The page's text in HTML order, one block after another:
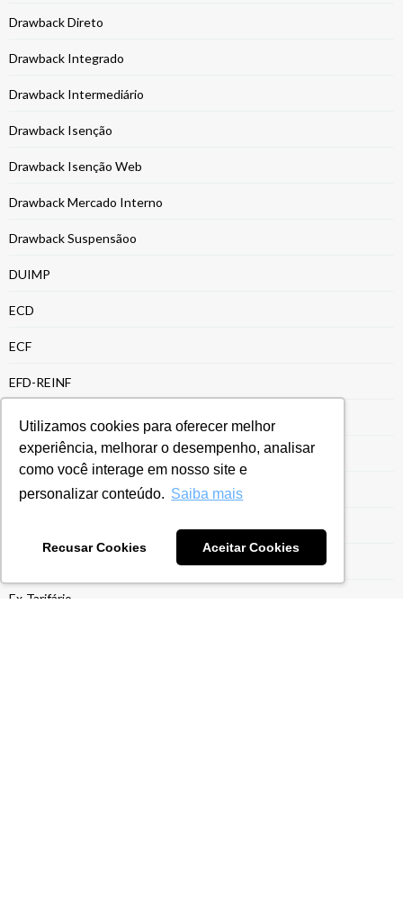
Utilizamos cookies para oferecer melhor
experiência, melhorar o desempenho, analisar
como você interage em nosso site e
personalizar conteúdo. Saiba mais
Recusar Cookies Aceitar Cookies
Drawback Direto
Drawback Integrado
Drawback Intermediário
Drawback Isenção
Drawback Isenção Web
Drawback Mercado Interno
Drawback Suspensãoo
DUIMP
ECD
ECF
EFD-REINF
Energia e Recursos Naturais
Entrega da ECF
Entrega ECF
Estrutura para Gestão do Drawback
Ex-Tarifário